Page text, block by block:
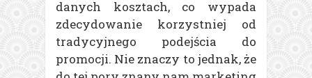
danych kosztach, co wypada
zdecydowanie korzystniej od
tradycyjnego podejścia do
promocji. Nie znaczy to jednak, że